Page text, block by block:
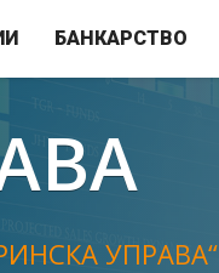
БАНКАРСТВО
УПРАВА“